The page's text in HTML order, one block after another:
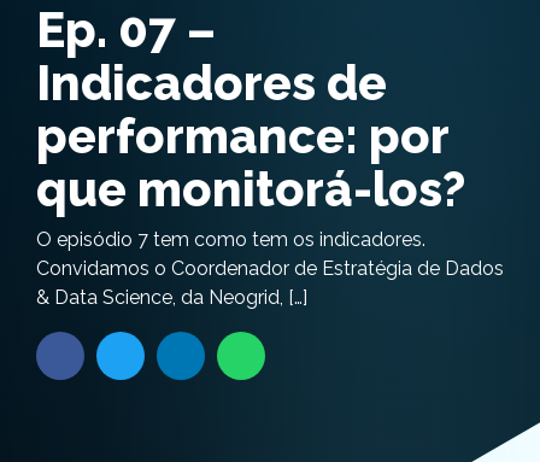
Ep. 07 –
Indicadores de
performance: por
que monitorá-los?
O episódio 7 tem como tem os indicadores.
Convidamos o Coordenador de Estratégia de Dados
& Data Science, da Neogrid, […]